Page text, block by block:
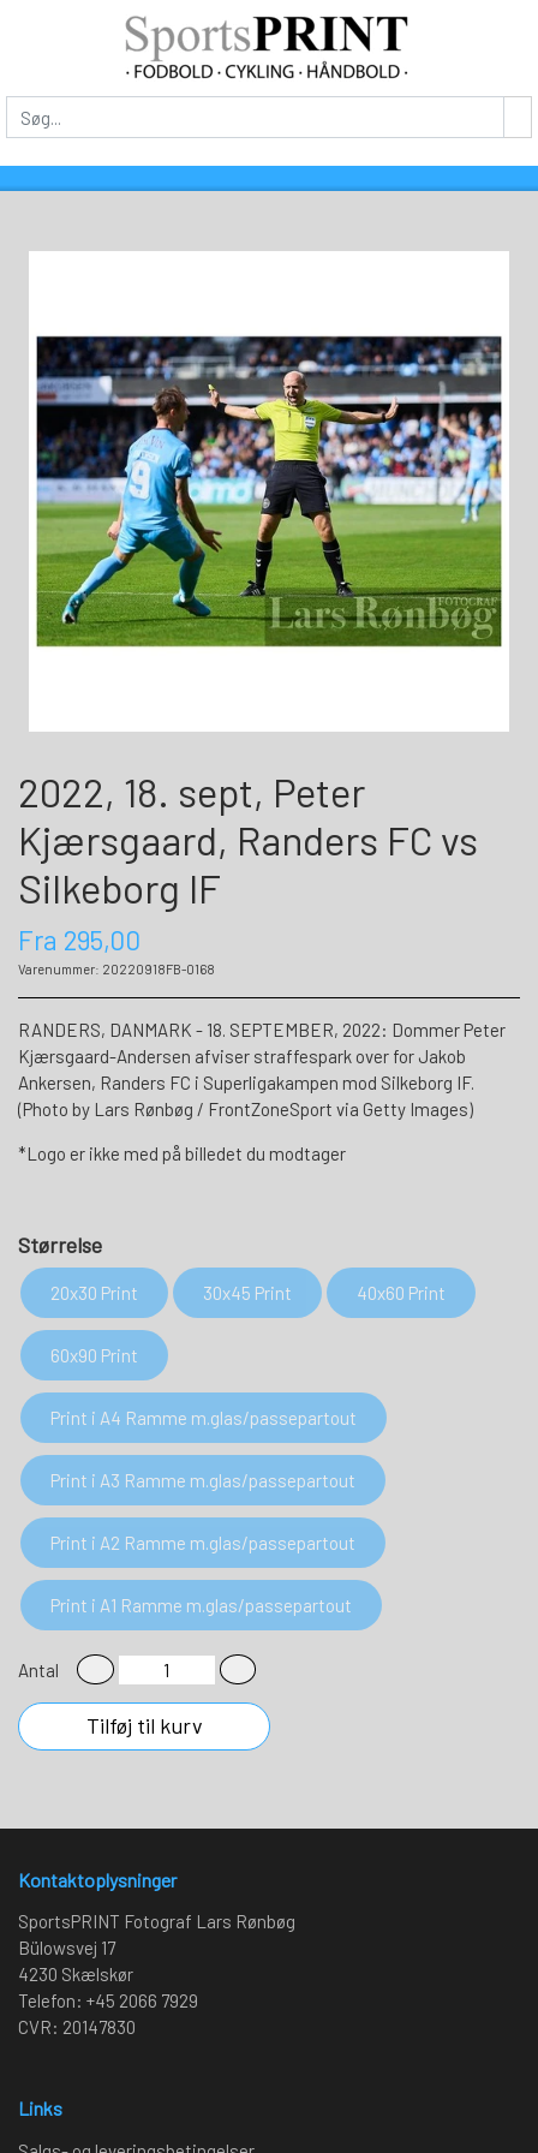
2022, 18. sept, Peter
Kjærsgaard, Randers FC vs
Silkeborg IF
Fra 295,00
Varenummer: 20220918FB-0168
RANDERS, DANMARK - 18. SEPTEMBER, 2022: Dommer Peter
Kjærsgaard-Andersen afviser straffespark over for Jakob
Ankersen, Randers FC i Superligakampen mod Silkeborg IF.
(Photo by Lars Rønbøg / FrontZoneSport via Getty Images)
*Logo er ikke med på billedet du modtager
Størrelse
20x30 Print 30x45 Print 40x60 Print
60x90 Print
Print i A4 Ramme m.glas/passepartout
Print i A3 Ramme m.glas/passepartout
Print i A2 Ramme m.glas/passepartout
Print i A1 Ramme m.glas/passepartout
Antal
Tilføj til kurv
Kontaktoplysninger
SportsPRINT Fotograf Lars Rønbøg
Bülowsvej 17
4230 Skælskør
Telefon: +45 2066 7929
CVR: 20147830
Links